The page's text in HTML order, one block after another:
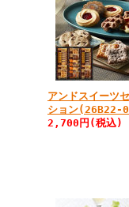
アンドスイーツ
ション(26B22-
2,700円 (税込)